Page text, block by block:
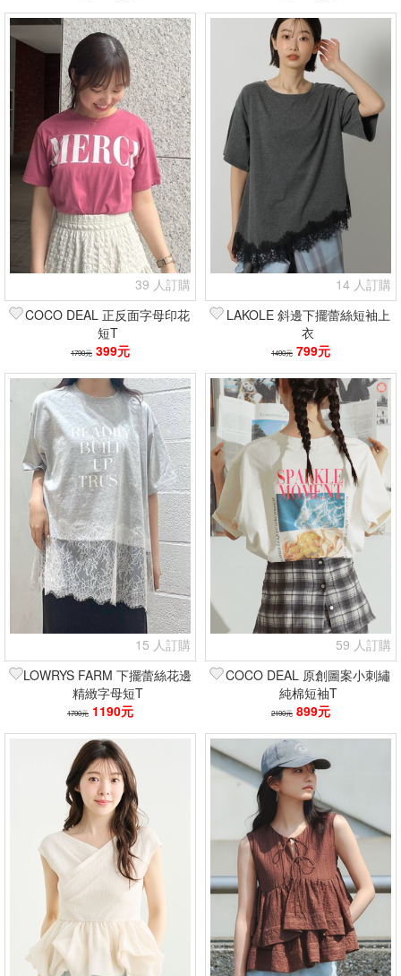
39 人訂購
COCO DEAL 正反面字母印花
短T
1790元 399元
14 人訂購
LAKOLE 斜邊下擺蕾絲短袖上
衣
1490元 799元
15 人訂購
LOWRYS FARM 下擺蕾絲花邊
精緻字母短T
1790元 1190元
59 人訂購
COCO DEAL 原創圖案小刺繡
純棉短袖T
2190元 899元